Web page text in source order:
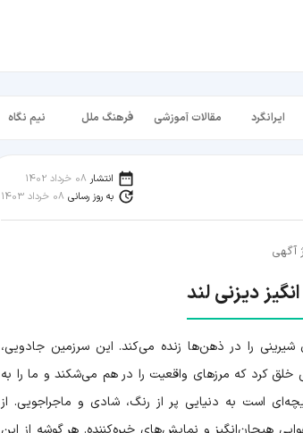
ایرانگرد مقالات آموزشی فرهنگ ملل نیم نگاه
انتشار 08 خرداد 1402
به روز رسانی 08 خرداد 1403
آگهی
دیزنی لند
را در ذهن‌ها زنده می‌کند. این سرزمین جادویی،
خلق کرد که مرزهای واقعیت را در هم می‌شکند و ما را به
است به دنیایی پر از رنگ، شادی و ماجراجویی. از